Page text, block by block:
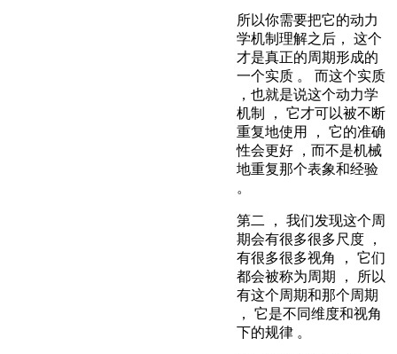
所以你需要把它的动力
学机制理解之后， 这个
才是真正的周期形成的
一个实质 。 而这个实质
，也就是说这个动力学
机制 ， 它才可以被不断
重复地使用 ， 它的准确
性会更好 ，而不是机械
地重复那个表象和经验
。
第二 ， 我们发现这个周
期会有很多很多尺度 ，
有很多很多视角 ， 它们
都会被称为周期 ， 所以
有这个周期和那个周期
， 它是不同维度和视角
下的规律 。